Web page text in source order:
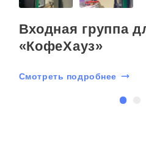
Входная группа
«КофеХауз»
Смотреть подробнее